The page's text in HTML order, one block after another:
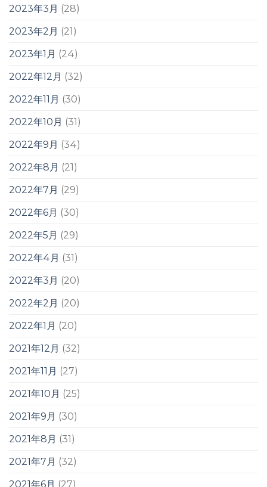
2023年3月 (28)
2023年2月 (21)
2023年1月 (24)
2022年12月 (32)
2022年11月 (30)
2022年10月 (31)
2022年9月 (34)
2022年8月 (21)
2022年7月 (29)
2022年6月 (30)
2022年5月 (29)
2022年4月 (31)
2022年3月 (20)
2022年2月 (20)
2022年1月 (20)
2021年12月 (32)
2021年11月 (27)
2021年10月 (25)
2021年9月 (30)
2021年8月 (31)
2021年7月 (32)
2021年6月 (27)